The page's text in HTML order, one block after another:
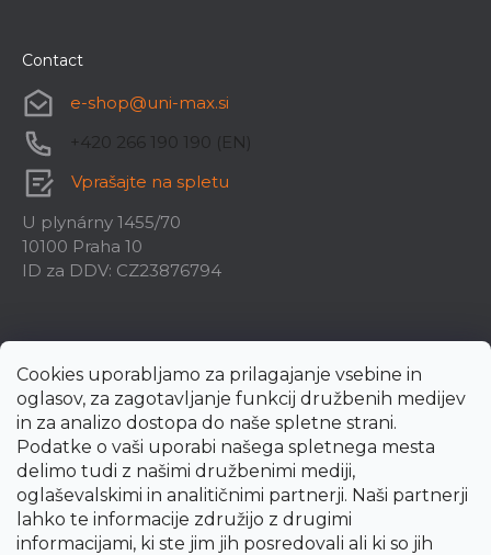
Cookies uporabljamo za prilagajanje vsebine in
oglasov, za zagotavljanje funkcij družbenih medijev
in za analizo dostopa do naše spletne strani.
Podatke o vaši uporabi našega spletnega mesta
delimo tudi z našimi družbenimi mediji,
oglaševalskimi in analitičnimi partnerji. Naši partnerji
lahko te informacije združijo z drugimi
informacijami, ki ste jim jih posredovali ali ki so jih
Contact
e-shop@uni-max.si
+420 266 190 190 (EN)
Vprašajte na spletu
U plynárny 1455/70
10100 Praha 10
ID za DDV: CZ23876794